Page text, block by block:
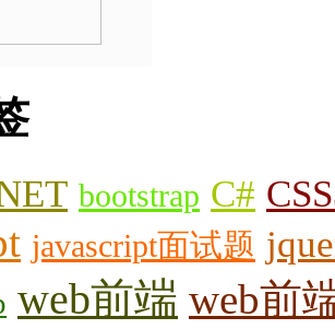
bootstrap C#
javascript面试题
web前端 web前